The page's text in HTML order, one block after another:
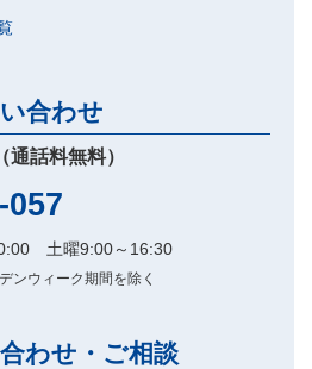
合わせ
話料無料）
057
土曜9:00～16:30
ンウィーク期間を除く
わせ・ご相談